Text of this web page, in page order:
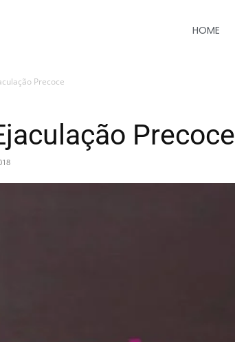
HOME
Precoce
Precoce